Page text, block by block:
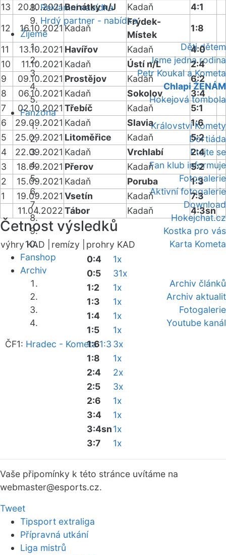
Reklamní nabídka
Hrdý partner - nabídka
Žijeme
Děti dětem
Jsme jedna rodina
Petr Koukal a Kometa
Chlapi ŽENÁM
Hokejová tombola
Fanzóna
Království Komety
Dortiáda
Ptejte se
Fan klub informuje
Fotogalerie
Aktivní fotogalerie
Download
Hokejchat.cz
Kostka pro vás
Karta Kometa
Fanshop
Archiv
Archiv článků
Archiv aktualit
Fotogalerie
Youtube kanál
ČF1: Hradec - Kometa 1:3
13
20.10.2021Benátky n/J Kadaň
4:1
12
16.10.2021 Kadaň
Frýdek-
Místek
1:8
11
13.10.2021 Havířov Kadaň
4:0
10
11.10.2021 Kadaň Ústí n/L
2:4
9
09.10.2021 Prostějov Kadaň
6:2
8
06.10.2021 Kadaň Sokolov
3:4
7
02.10.2021 Třebíč Kadaň
5:1
6
29.09.2021 Kadaň Slavia
1:6
5
25.09.2021 Litoměřice Kadaň
5:2
4
22.09.2021 Kadaň Vrchlabí
2:4
3
18.09.2021 Přerov Kadaň
5:2
2
15.09.2021 Kadaň Poruba
1:3
1
19.09.2021 Vsetín Kadaň
7:3
11.04.2022Tábor Kadaň 4:3sn
Četnost výsledků
výhry KAD | remízy |
prohry KAD
0:4
1x
0:5
31x
1:2
1x
1:3
1x
1:4
1x
1:5
1x
1:6
3x
1:8
1x
2:4
2x
2:5
3x
2:6
1x
3:4
1x
3:4sn1x
3:7
1x
Vaše připomínky k této stránce uvítáme na
webmaster@esports.cz.
Tweet
Tipsport extraliga
Přípravná utkání
Liga mistrů